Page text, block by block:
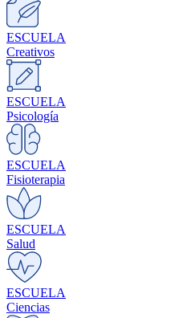
ESCUELA
Creativos
ESCUELA
Psicología
ESCUELA
Fisioterapia
ESCUELA
Salud
ESCUELA
Ciencias